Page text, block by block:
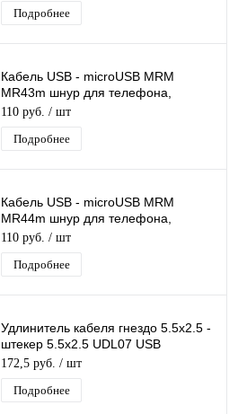
Подробнее
Кабель USB - microUSB MRM
MR43m шнур для телефона,
черный, длина 1м
110 руб. / шт
Подробнее
Кабель USB - microUSB MRM
MR44m шнур для телефона,
черный, длина 1м
110 руб. / шт
Подробнее
Удлинитель кабеля гнездо 5.5x2.5 -
штекер 5.5x2.5 UDL07 USB
(5.5x2.5-F to 5.5x2.5-M) длина 3м
172,5 руб. / шт
Подробнее